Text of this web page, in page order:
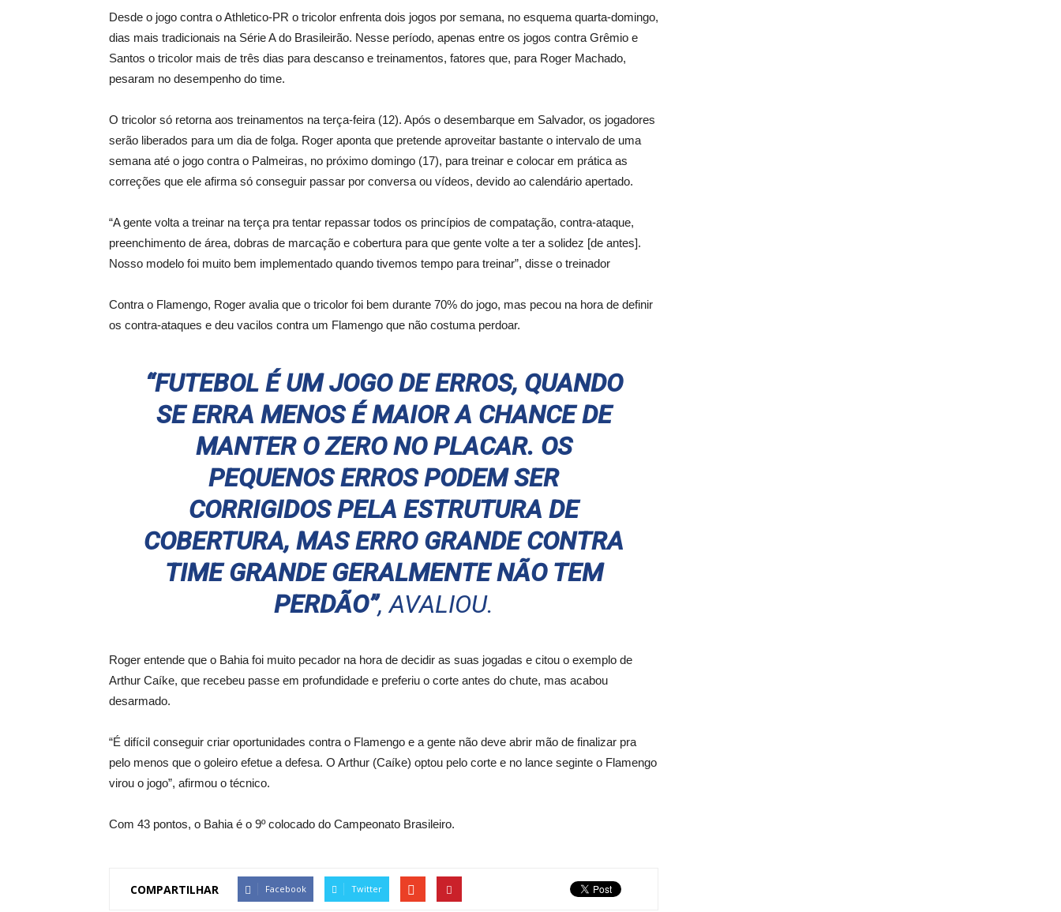
Desde o jogo contra o Athletico-PR o tricolor enfrenta dois jogos por semana, no esquema quarta-domingo,
dias mais tradicionais na Série A do Brasileirão. Nesse período, apenas entre os jogos contra Grêmio e
Santos o tricolor mais de três dias para descanso e treinamentos, fatores que, para Roger Machado,
pesaram no desempenho do time.
O tricolor só retorna aos treinamentos na terça-feira (12). Após o desembarque em Salvador, os jogadores
serão liberados para um dia de folga. Roger aponta que pretende aproveitar bastante o intervalo de uma
semana até o jogo contra o Palmeiras, no próximo domingo (17), para treinar e colocar em prática as
correções que ele afirma só conseguir passar por conversa ou vídeos, devido ao calendário apertado.
“A gente volta a treinar na terça pra tentar repassar todos os princípios de compatação, contra-ataque,
preenchimento de área, dobras de marcação e cobertura para que gente volte a ter a solidez [de antes].
Nosso modelo foi muito bem implementado quando tivemos tempo para treinar”, disse o treinador
Contra o Flamengo, Roger avalia que o tricolor foi bem durante 70% do jogo, mas pecou na hora de definir
os contra-ataques e deu vacilos contra um Flamengo que não costuma perdoar.
“FUTEBOL É UM JOGO DE ERROS, QUANDO
SE ERRA MENOS É MAIOR A CHANCE DE
MANTER O ZERO NO PLACAR. OS
PEQUENOS ERROS PODEM SER
CORRIGIDOS PELA ESTRUTURA DE
COBERTURA, MAS ERRO GRANDE CONTRA
TIME GRANDE GERALMENTE NÃO TEM
PERDÃO”, AVALIOU.
Roger entende que o Bahia foi muito pecador na hora de decidir as suas jogadas e citou o exemplo de
Arthur Caíke, que recebeu passe em profundidade e preferiu o corte antes do chute, mas acabou
desarmado.
“É difícil conseguir criar oportunidades contra o Flamengo e a gente não deve abrir mão de finalizar pra
pelo menos que o goleiro efetue a defesa. O Arthur (Caíke) optou pelo corte e no lance seginte o Flamengo
virou o jogo”, afirmou o técnico.
Com 43 pontos, o Bahia é o 9º colocado do Campeonato Brasileiro.
COMPARTILHAR Facebook Twitter